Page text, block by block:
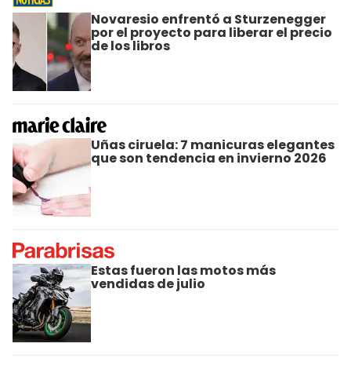
Novaresio enfrentó a Sturzenegger
por el proyecto para liberar el precio
de los libros
Uñas ciruela: 7 manicuras elegantes
que son tendencia en invierno 2026
Estas fueron las motos más
vendidas de julio